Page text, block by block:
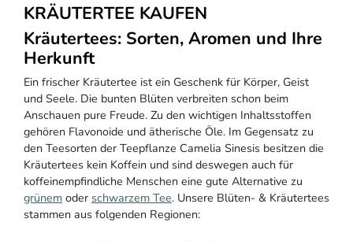
KRÄUTERTEE KAUFEN
Kräutertees: Sorten, Aromen und Ihre
Herkunft
Ein frischer Kräutertee ist ein Geschenk für Körper, Geist
und Seele. Die bunten Blüten verbreiten schon beim
Anschauen pure Freude. Zu den wichtigen Inhaltsstoffen
gehören Flavonoide und ätherische Öle. Im Gegensatz zu
den Teesorten der Teepflanze Camelia Sinesis besitzen die
Kräutertees kein Koffein und sind deswegen auch für
koffeinempfindliche Menschen eine gute Alternative zu
grünem oder schwarzem Tee. Unsere Blüten- & Kräutertees
stammen aus folgenden Regionen: